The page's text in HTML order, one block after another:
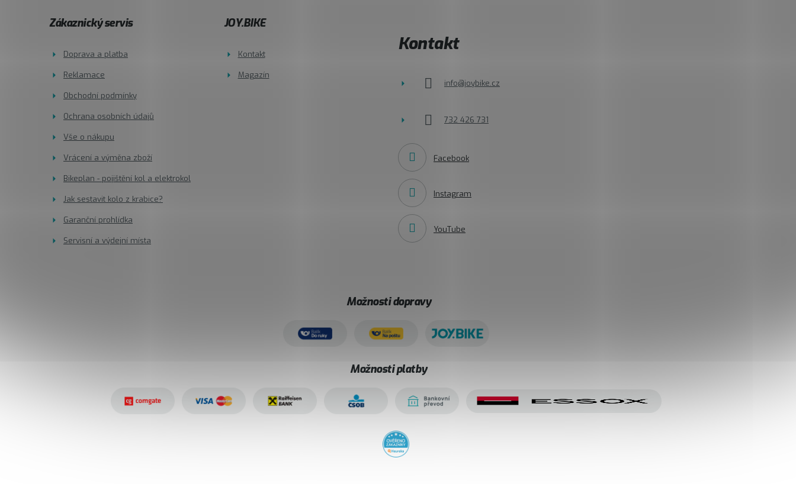
Zákaznický servis
Doprava a platba
Reklamace
Obchodní podmínky
Ochrana osobních údajů
Vše o nákupu
Vrácení a výměna zboží
Bikeplan - pojištění kol a elektrokol
Jak sestavit kolo z krabice?
Garanční prohlídka
Servisní a výdejní místa
JOY.BIKE
Kontakt
Magazín
Kontakt
info@joybike.cz
732 426 731
Facebook
Instagram
YouTube
Možnosti dopravy
Možnosti platby